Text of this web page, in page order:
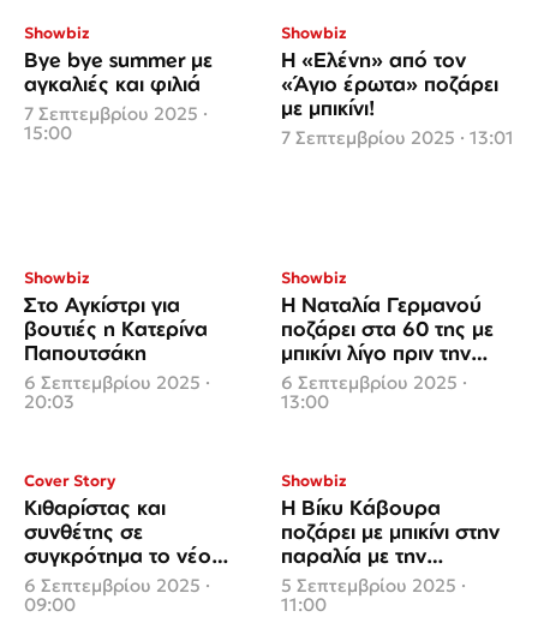
Showbiz
Bye bye summer με
αγκαλιές και φιλιά
7 Σεπτεμβρίου 2025 ·
15:00
Showbiz
Η «Ελένη» από τον
«Άγιο έρωτα» ποζάρει
με μπικίνι!
7 Σεπτεμβρίου 2025 · 13:01
Showbiz
Στο Αγκίστρι για
βουτιές η Κατερίνα
Παπουτσάκη
6 Σεπτεμβρίου 2025 ·
20:03
Showbiz
Η Ναταλία Γερμανού
ποζάρει στα 60 της με
μπικίνι λίγο πριν την
πρεμιέρα
6 Σεπτεμβρίου 2025 ·
13:00
Cover Story
Κιθαρίστας και
συνθέτης σε
συγκρότημα το νέο
αμόρε της Κουλιανού
6 Σεπτεμβρίου 2025 ·
09:00
Showbiz
Η Βίκυ Κάβουρα
ποζάρει με μπικίνι στην
παραλία με την
κορούλα της
5 Σεπτεμβρίου 2025 ·
11:00